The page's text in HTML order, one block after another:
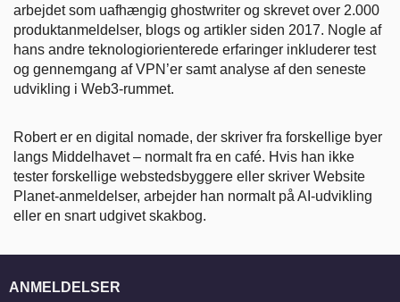
arbejdet som uafhængig ghostwriter og skrevet over 2.000
produktanmeldelser, blogs og artikler siden 2017. Nogle af
hans andre teknologiorienterede erfaringer inkluderer test
og gennemgang af VPN’er samt analyse af den seneste
udvikling i Web3-rummet.
Robert er en digital nomade, der skriver fra forskellige byer
langs Middelhavet – normalt fra en café. Hvis han ikke
tester forskellige webstedsbyggere eller skriver Website
Planet-anmeldelser, arbejder han normalt på AI-udvikling
eller en snart udgivet skakbog.
ANMELDELSER